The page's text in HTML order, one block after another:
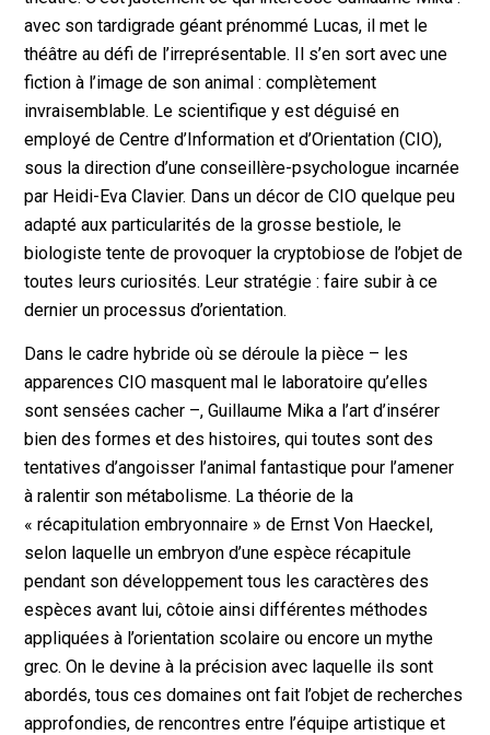
avec son tardigrade géant prénommé Lucas, il met le
théâtre au défi de l’irreprésentable. Il s’en sort avec une
fiction à l’image de son animal : complètement
invraisemblable. Le scientifique y est déguisé en
employé de Centre d’Information et d’Orientation (CIO),
sous la direction d’une conseillère-psychologue incarnée
par Heidi-Eva Clavier. Dans un décor de CIO quelque peu
adapté aux particularités de la grosse bestiole, le
biologiste tente de provoquer la cryptobiose de l’objet de
toutes leurs curiosités. Leur stratégie : faire subir à ce
dernier un processus d’orientation.
Dans le cadre hybride où se déroule la pièce – les
apparences CIO masquent mal le laboratoire qu’elles
sont sensées cacher –, Guillaume Mika a l’art d’insérer
bien des formes et des histoires, qui toutes sont des
tentatives d’angoisser l’animal fantastique pour l’amener
à ralentir son métabolisme. La théorie de la
« récapitulation embryonnaire » de Ernst Von Haeckel,
selon laquelle un embryon d’une espèce récapitule
pendant son développement tous les caractères des
espèces avant lui, côtoie ainsi différentes méthodes
appliquées à l’orientation scolaire ou encore un mythe
grec. On le devine à la précision avec laquelle ils sont
abordés, tous ces domaines ont fait l’objet de recherches
approfondies, de rencontres entre l’équipe artistique et